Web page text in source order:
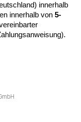
innerhalb
innerhalb von 5-